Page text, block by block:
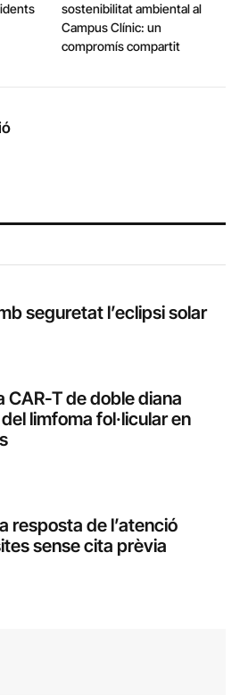
sostenibilitat ambiental al
Campus Clínic: un
compromís compartit
seguretat l’eclipsi solar
CAR-T de doble diana
limfoma fol·licular en
resposta de l’atenció
sense cita prèvia